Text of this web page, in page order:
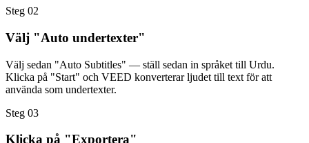
Steg 02
Välj "Auto undertexter"
Välj sedan "Auto Subtitles" — ställ sedan in språket till Urdu.
Klicka på "Start" och VEED konverterar ljudet till text för att
använda som undertexter.
Steg 03
Klicka på "Exportera"